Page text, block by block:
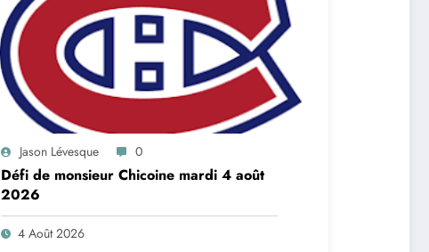
Jason Lévesque 0
Défi de monsieur Chicoine mardi 4 août
2026
4 Août 2026